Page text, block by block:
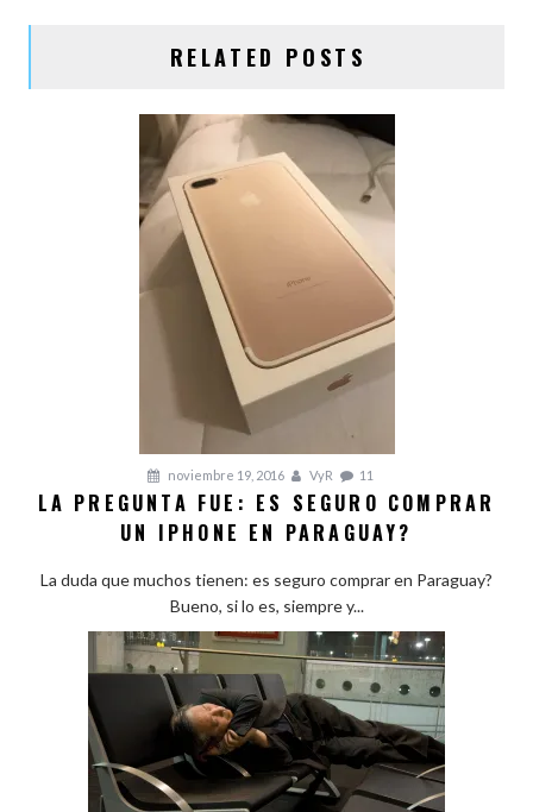
RELATED POSTS
noviembre 19, 2016 VyR 11
LA PREGUNTA FUE: ES SEGURO COMPRAR
UN IPHONE EN PARAGUAY?
La duda que muchos tienen: es seguro comprar en Paraguay?
Bueno, si lo es, siempre y...